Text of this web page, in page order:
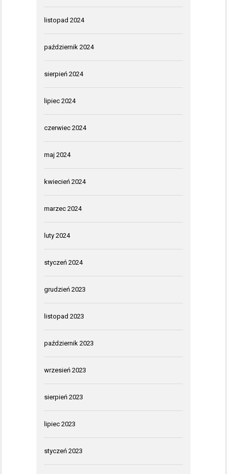
listopad 2024
październik 2024
sierpień 2024
lipiec 2024
czerwiec 2024
maj 2024
kwiecień 2024
marzec 2024
luty 2024
styczeń 2024
grudzień 2023
listopad 2023
październik 2023
wrzesień 2023
sierpień 2023
lipiec 2023
styczeń 2023